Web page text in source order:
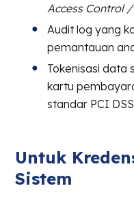
Access Control /
Audit log yang
pemantauan
Tokenisasi data
kartu
standar PCI DSS
Untuk
Sistem